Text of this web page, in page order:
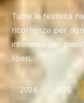
Tutte le festività
ricorrenze per
interessa per
liberi.
2024 2025